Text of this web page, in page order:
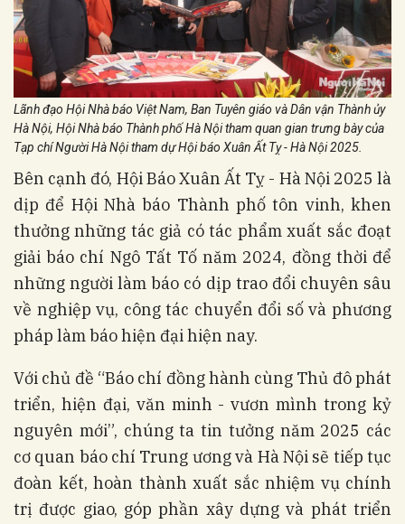
Lãnh đạo Hội Nhà báo Việt Nam, Ban Tuyên giáo và Dân vận Thành ủy
Hà Nội, Hội Nhà báo Thành phố Hà Nội tham quan gian trưng bày của
Tạp chí Người Hà Nội tham dự Hội báo Xuân Ất Tỵ - Hà Nội 2025.
Bên cạnh đó, Hội Báo Xuân Ất Tỵ - Hà Nội 2025 là
dịp để Hội Nhà báo Thành phố tôn vinh, khen
thưởng những tác giả có tác phẩm xuất sắc đoạt
giải báo chí Ngô Tất Tố năm 2024, đồng thời để
những người làm báo có dịp trao đổi chuyên sâu
về nghiệp vụ, công tác chuyển đổi số và phương
pháp làm báo hiện đại hiện nay.
Với chủ đề “Báo chí đồng hành cùng Thủ đô phát
triển, hiện đại, văn minh - vươn mình trong kỷ
nguyên mới”, chúng ta tin tưởng năm 2025 các
cơ quan báo chí Trung ương và Hà Nội sẽ tiếp tục
đoàn kết, hoàn thành xuất sắc nhiệm vụ chính
trị được giao, góp phần xây dựng và phát triển